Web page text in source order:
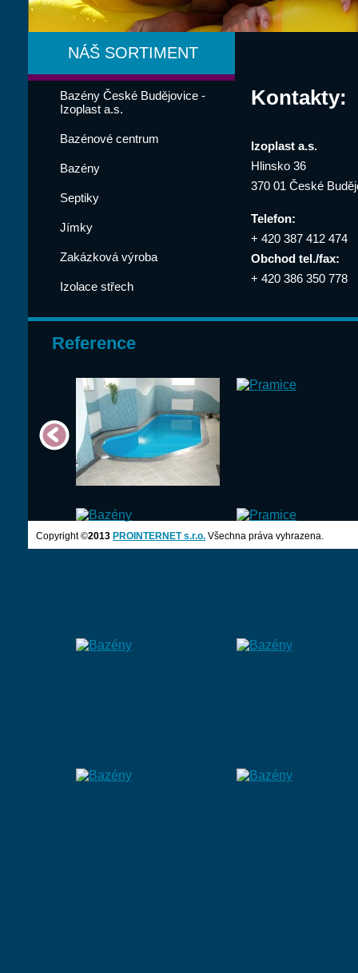
NÁŠ SORTIMENT
Bazény České Budějovice -
Izoplast a.s.
Bazénové centrum
Bazény
Septiky
Jímky
Zakázková výroba
Izolace střech
Kontakty:
Izoplast a.s.
Hlinsko 36
370 01 České
Telefon:
+ 420 387 412 474
Obchod tel./fax:
+ 420 386 350 778
Reference
Copyright ©2013 PROINTERNET s.r.o. Všechna práva vyhrazena.